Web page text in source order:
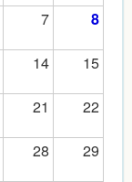
7 8
14
15
21
22
28
29